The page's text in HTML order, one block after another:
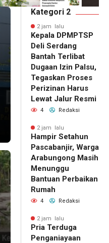
Kategori 2
2 jam lalu
Kepala DPMPTSP
Deli Serdang
Bantah Terlibat
Dugaan Izin Palsu,
Tegaskan Proses
Perizinan Harus
Lewat Jalur Resmi
4 Redaksi
2 jam lalu
Hampir Setahun
Pascabanjir, Warga
Arabungong Masih
Menunggu
Bantuan Perbaikan
Rumah
4 Redaksi
2 jam lalu
Pria Terduga
Penganiayaan